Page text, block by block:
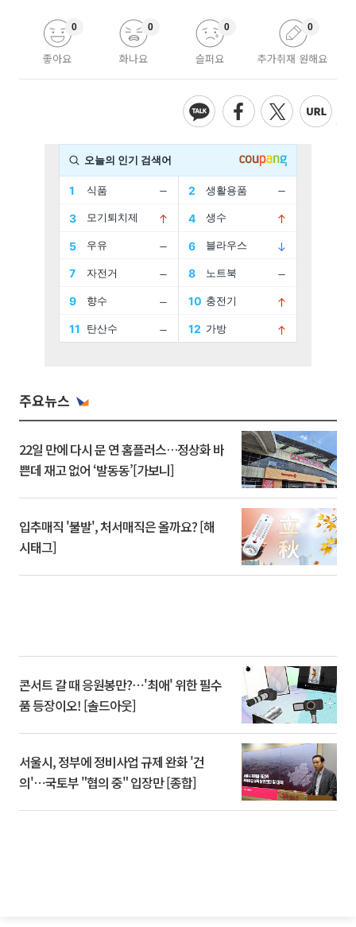
좋아요
0
화나요
0
슬퍼요
0
추가취재 원해요
0
주요뉴스
22일 만에 다시 문 연 홈플러스…정상화 바
쁜데 재고 없어 ‘발동동’[가보니]
입추매직 '불발', 처서매직은 올까요? [해
시태그]
콘서트 갈 때 응원봉만?⋯'최애' 위한 필수
품 등장이오! [솔드아웃]
서울시, 정부에 정비사업 규제 완화 '건
의'⋯국토부 "협의 중" 입장만 [종합]